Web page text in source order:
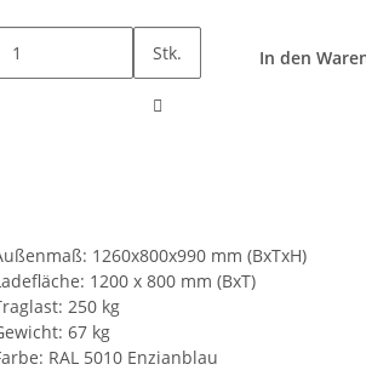
Stk. In den
1260x800x990 mm (BxTxH)
1200 x 800 mm (BxT)
250 kg
67 kg
RAL 5010 Enzianblau